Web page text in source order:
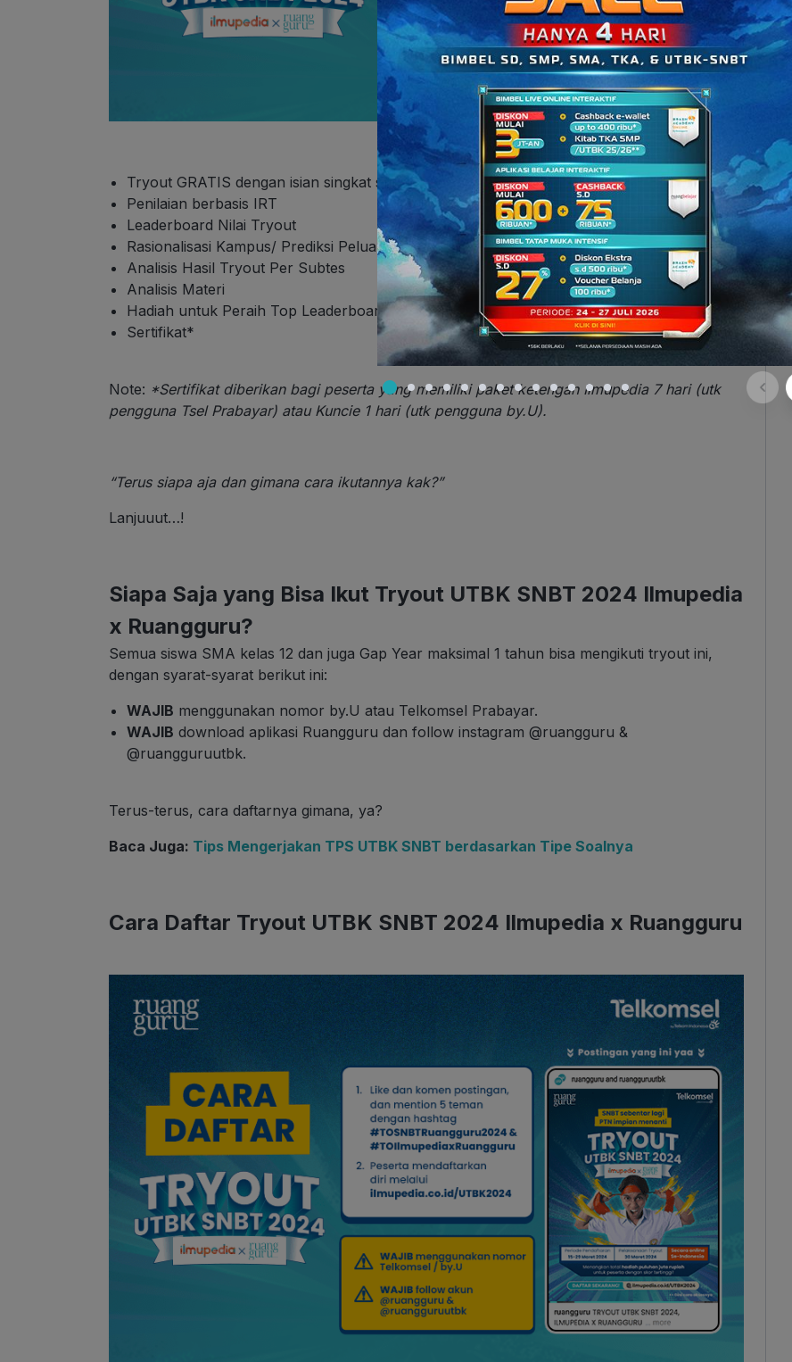
Tryout GRATIS dengan isian singkat sesuai peraturan pemerintah
Penilaian berbasis IRT
Leaderboard Nilai Tryout
Rasionalisasi Kampus/ Prediksi Peluang Lolos PTN
Analisis Hasil Tryout Per Subtes
Analisis Materi
Hadiah untuk Peraih Top Leaderboard
Sertifikat*
Note: *Sertifikat diberikan bagi peserta yang memiliki paket ketengan Ilmupedia 7 hari (utk
pengguna Tsel Prabayar) atau Kuncie 1 hari (utk pengguna by.U).
“Terus siapa aja dan gimana cara ikutannya kak?”
Lanjuuut…!
Siapa Saja yang Bisa Ikut Tryout UTBK SNBT 2024 Ilmupedia
x Ruangguru?
Semua siswa SMA kelas 12 dan juga Gap Year maksimal 1 tahun bisa mengikuti tryout ini,
dengan syarat-syarat berikut ini:
WAJIB menggunakan nomor by.U atau Telkomsel Prabayar.
WAJIB download aplikasi Ruangguru dan follow instagram @ruangguru &
@ruangguruutbk.
Terus-terus, cara daftarnya gimana, ya?
Baca Juga: Tips Mengerjakan TPS UTBK SNBT berdasarkan Tipe Soalnya
Cara Daftar Tryout UTBK SNBT 2024 Ilmupedia x Ruangguru